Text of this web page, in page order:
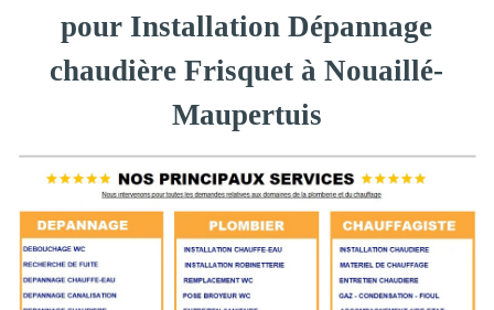
pour Installation Dépannage
chaudière Frisquet à Nouaillé-
Maupertuis